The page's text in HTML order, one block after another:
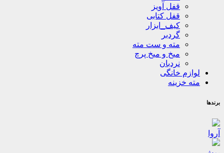
قفل آویز
قفل کتابی
کیف_ابزار
گردبر
مته و ست مته
میخ و میخ پرچ
نردبان
لوازم خانگی
مته خزینه
برندها
آروا